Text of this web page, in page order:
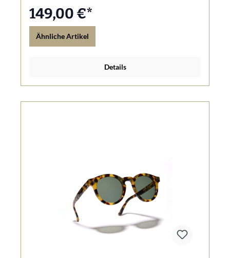
149,00 €*
Ähnliche Artikel
Details